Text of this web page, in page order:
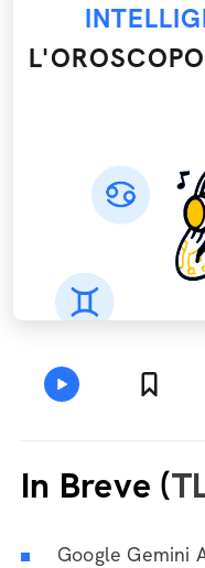
In Breve (
Google Gemini